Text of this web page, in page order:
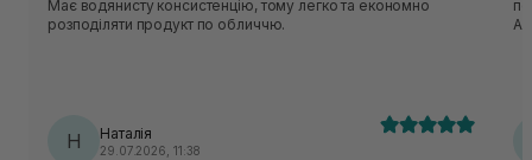
Має водянисту консистенцію, тому легко та економно
розподіляти продукт по обличчю.
Н Наталія
29.07.2026, 11:38